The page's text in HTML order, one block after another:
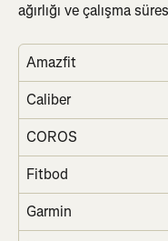
ağırlığı ve çalışma
Amazfit
Caliber
COROS
Fitbod
Garmin